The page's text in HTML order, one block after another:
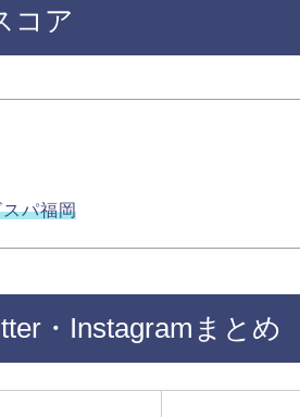
コア
パ福岡
・Instagramまとめ